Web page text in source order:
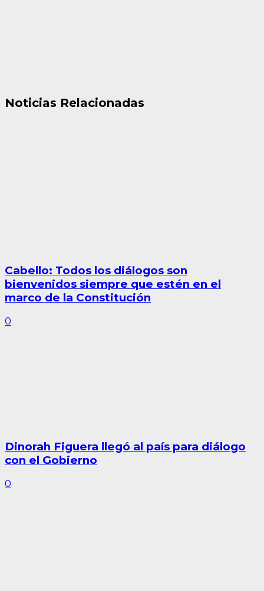
Noticias Relacionadas
Cabello: Todos los diálogos son
bienvenidos siempre que estén en el
marco de la Constitución
0
Dinorah Figuera llegó al país para diálogo
con el Gobierno
0